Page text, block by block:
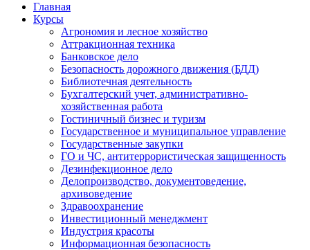
Главная
Курсы
Агрономия и лесное хозяйство
Аттракционная техника
Банковское дело
Безопасность дорожного движения (БДД)
Библиотечная деятельность
Бухгалтерский учет, административно-
хозяйственная работа
Гостиничный бизнес и туризм
Государственное и муниципальное управление
Государственные закупки
ГО и ЧС, антитеррористическая защищенность
Дезинфекционное дело
Делопроизводство, документоведение,
архивоведение
Здравоохранение
Инвестиционный менеджмент
Индустрия красоты
Информационная безопасность